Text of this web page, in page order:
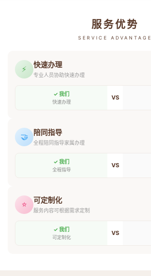
服务优势
SERVICE ADVANTAGE
⚡ 快速办理
专业人员协助快速办理
✓ 我们
快速办理
VS
🤝 陪同指导
全程陪同指导家属办理
✓ 我们
全程指导
VS
⭐ 可定制化
服务内容可根据需求定制
✓ 我们
可定制化
VS